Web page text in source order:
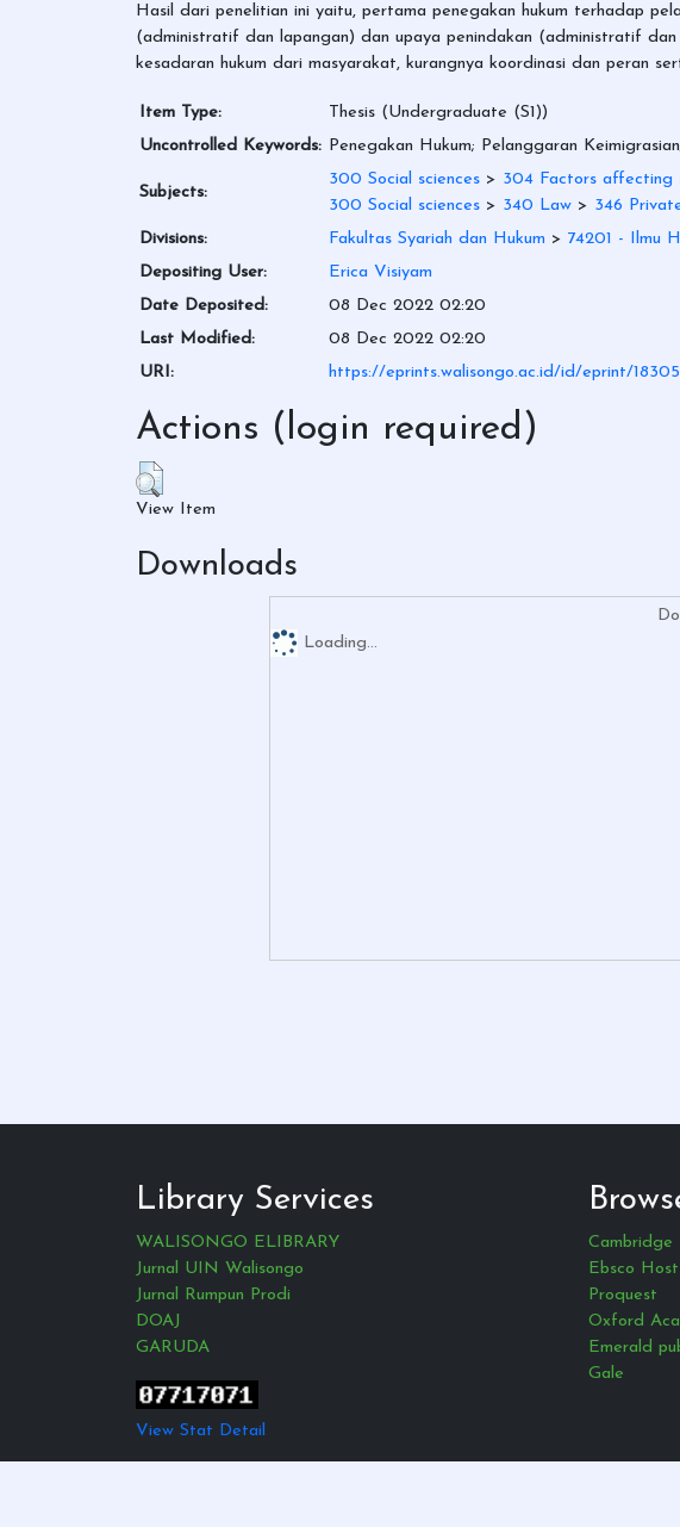
Hasil dari penelitian ini yaitu, pertama penegakan hukum terhadap
(administratif dan lapangan) dan upaya penindakan (administratif
kesadaran hukum dari masyarakat, kurangnya koordinasi dan peran
Item Type:
Thesis (Undergraduate (S1))
Uncontrolled Keywords: Penegakan Hukum; Pelanggaran
Subjects:
300 Social sciences > 304 Factors affecting
300 Social sciences > 340 Law > 346
Divisions:
Fakultas Syariah dan Hukum > 74201 - Ilmu
Depositing User:
Erica Visiyam
Date Deposited:
08 Dec 2022 02:20
Last Modified:
08 Dec 2022 02:20
URI:
https://eprints.walisongo.ac.id/id/eprint/18305
Actions (login required)
View Item
Downloads
Loading...
Library Services
WALISONGO ELIBRARY
Jurnal UIN Walisongo
Jurnal Rumpun Prodi
DOAJ
GARUDA
View Stat Detail
Cambridge
Ebsco Host
Proquest
Oxford
Emerald
Gale